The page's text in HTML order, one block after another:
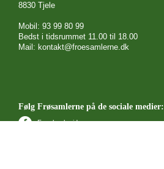
8830 Tjele
Mobil: 93 99 80 99
Bedst i tidsrummet 11.00 til 18.00
Mail: kontakt@froesamlerne.dk
Følg Frøsamlerne på de sociale medier:
Facebook side